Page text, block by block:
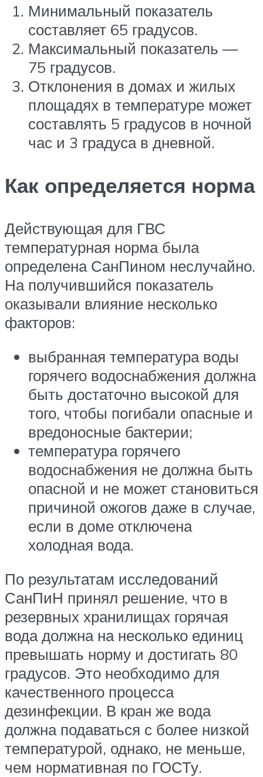
Минимальный показатель
составляет 65 градусов.
Максимальный показатель —
75 градусов.
Отклонения в домах и жилых
площадях в температуре может
составлять 5 градусов в ночной
час и 3 градуса в дневной.
Как определяется норма
Действующая для ГВС
температурная норма была
определена СанПином неслучайно.
На получившийся показатель
оказывали влияние несколько
факторов:
выбранная температура воды
горячего водоснабжения должна
быть достаточно высокой для
того, чтобы погибали опасные и
вредоносные бактерии;
температура горячего
водоснабжения не должна быть
опасной и не может становиться
причиной ожогов даже в случае,
если в доме отключена
холодная вода.
По результатам исследований
СанПиН принял решение, что в
резервных хранилищах горячая
вода должна на несколько единиц
превышать норму и достигать 80
градусов. Это необходимо для
качественного процесса
дезинфекции. В кран же вода
должна подаваться с более низкой
температурой, однако, не меньше,
чем нормативная по ГОСТу.